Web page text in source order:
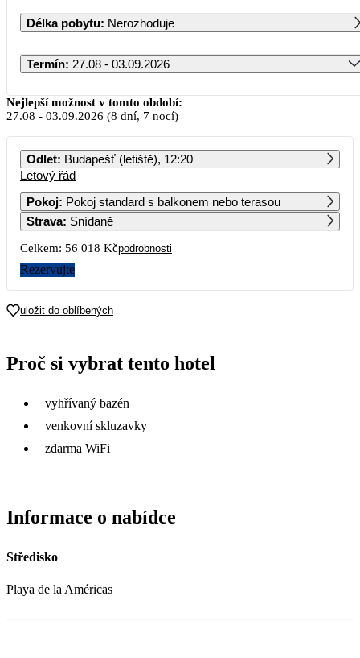
Délka pobytu: Nerozhoduje
Termín: 27.08 - 03.09.2026
Srpen 2026
PO ÚT ST ČT PÁ SO NE
3 4
10
17 18
29 409 34 829 28 009
31 149
Nejlepší možnost v tomto období:
27.08 - 03.09.2026 (8 dní, 7 nocí)
Odlet: Budapešť (letiště), 12:20
Letový řád
Pokoj:
Pokoj standard s balkonem nebo terasou
Strava: Snídaně
Celkem: 56 018 Kčpodrobnosti
Rezervujte
uložit do oblíbených
Proč si vybrat tento hotel
vyhřívaný bazén
venkovní skluzavky
zdarma WiFi
Informace o nabídce
Středisko
Playa de la Américas